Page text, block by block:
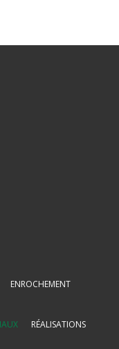
ENROCHEMENT
RÉALISATIONS